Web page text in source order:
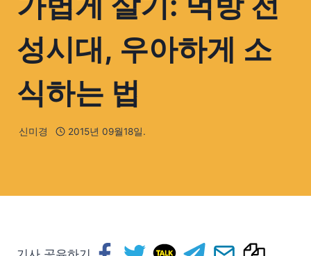
성시대, 우아하게 소
식하는 법
신미경 2015년 09월18일.